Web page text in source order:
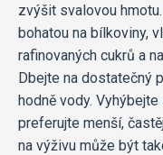
zvýšit svalovou
bohatou na bílkoviny,
rafinovaných cukrů a
Dbejte na dostatečný
hodně vody.
preferujte menší,
na výživu může být